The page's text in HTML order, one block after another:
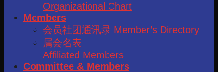
Organizational Chart
Members
会员社团通讯录 Member’s Directory
属会名表
Affiliated Members
Committee & Members